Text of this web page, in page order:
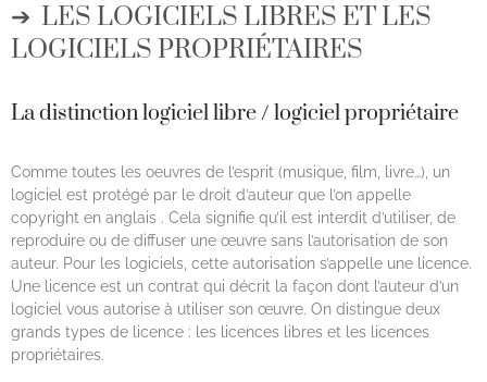
LES LOGICIELS LIBRES ET LES
LOGICIELS PROPRIÉTAIRES
La distinction logiciel libre / logiciel propriétaire
Comme toutes les oeuvres de l’esprit (musique, film, livre…), un
logiciel est protégé par le droit d’auteur que l’on appelle
copyright en anglais . Cela signifie qu’il est interdit d’utiliser, de
reproduire ou de diffuser une œuvre sans l’autorisation de son
auteur. Pour les logiciels, cette autorisation s’appelle une licence.
Une licence est un contrat qui décrit la façon dont l’auteur d’un
logiciel vous autorise à utiliser son œuvre. On distingue deux
grands types de licence : les licences libres et les licences
propriétaires.